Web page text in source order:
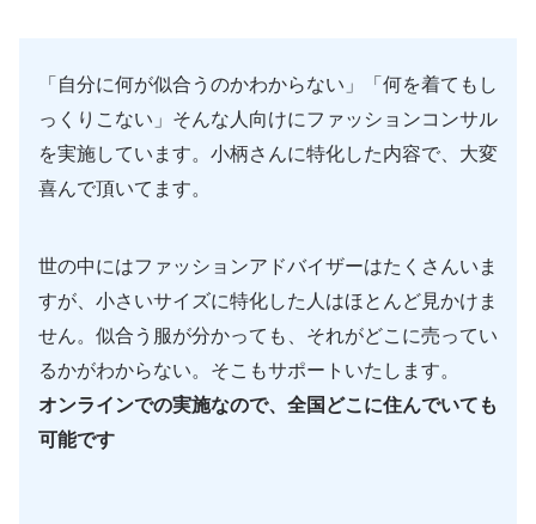
「自分に何が似合うのかわからない」「何を着てもし
っくりこない」そんな人向けにファッションコンサル
を実施しています。小柄さんに特化した内容で、大変
喜んで頂いてます。
世の中にはファッションアドバイザーはたくさんいま
すが、小さいサイズに特化した人はほとんど見かけま
せん。似合う服が分かっても、それがどこに売ってい
るかがわからない。そこもサポートいたします。
オンラインでの実施なので、全国どこに住んでいても
可能です